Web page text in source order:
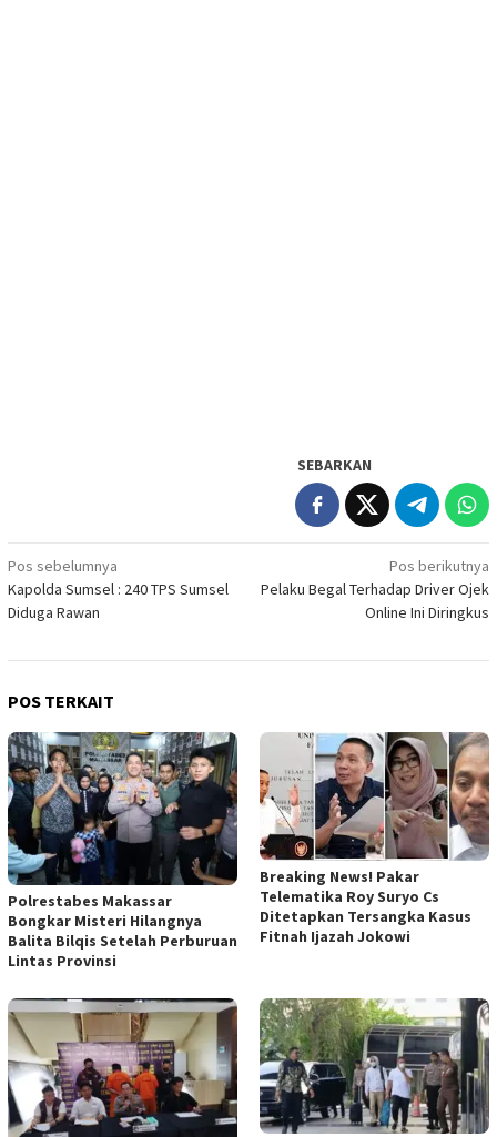
SEBARKAN
Navigasi
pos
Pos sebelumnya
Kapolda Sumsel : 240 TPS Sumsel
Diduga Rawan
Pos berikutnya
Pelaku Begal Terhadap Driver Ojek
Online Ini Diringkus
POS TERKAIT
Polrestabes Makassar
Bongkar Misteri Hilangnya
Balita Bilqis Setelah Perburuan
Lintas Provinsi
Breaking News! Pakar
Telematika Roy Suryo Cs
Ditetapkan Tersangka Kasus
Fitnah Ijazah Jokowi